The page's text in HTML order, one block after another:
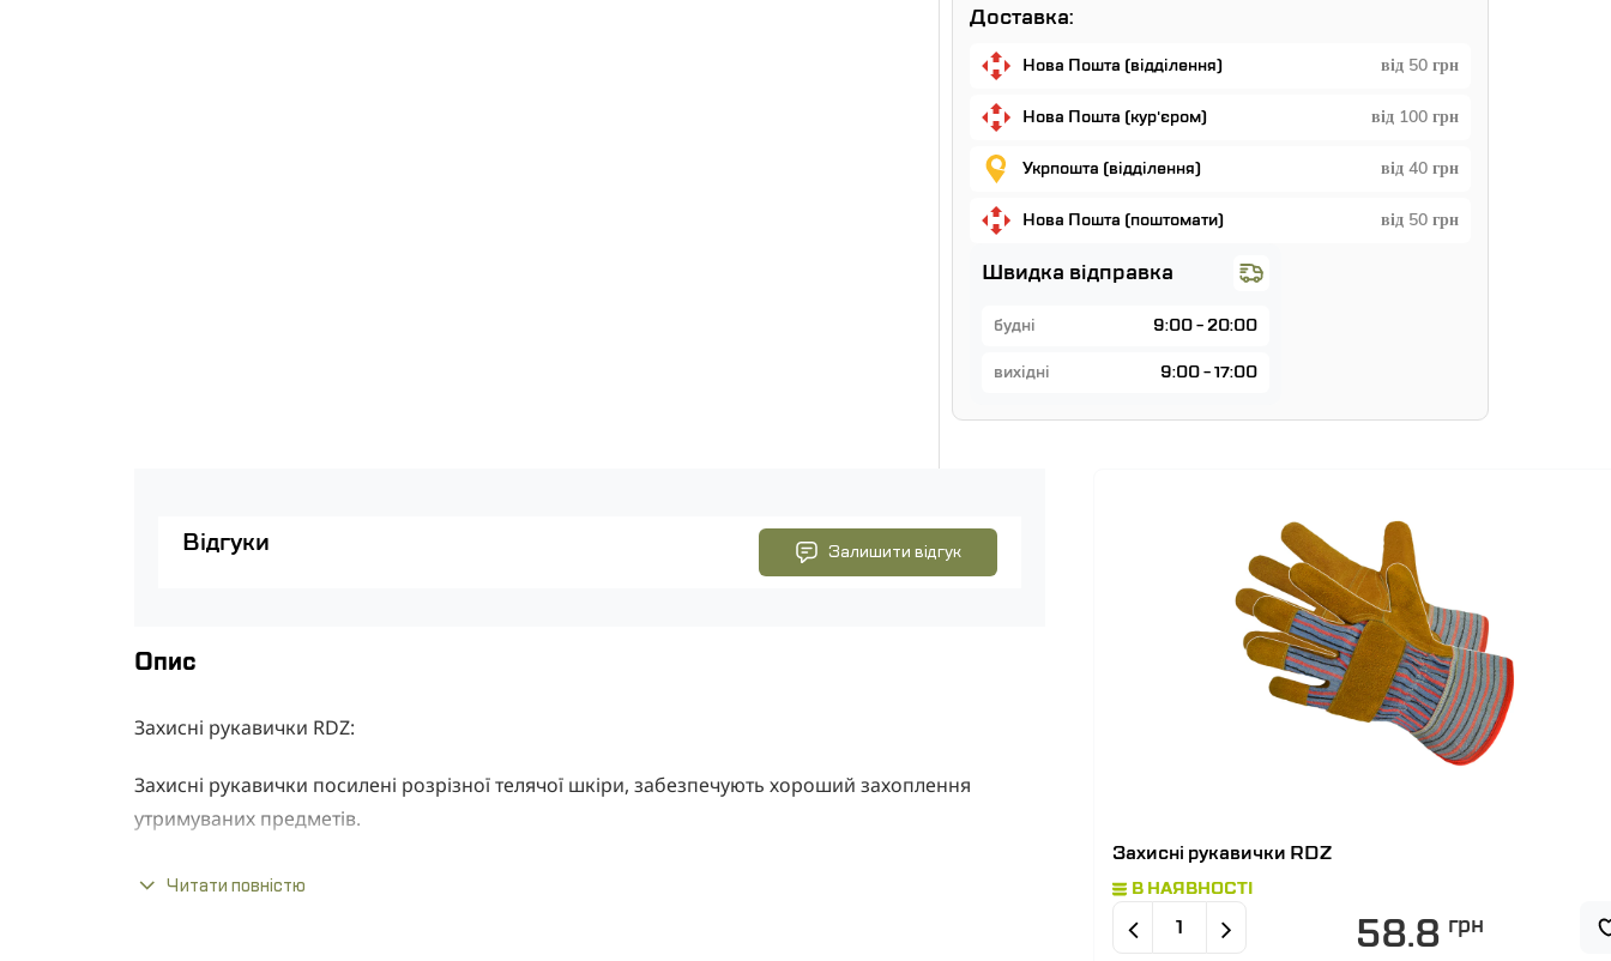
Доставка:
Нова Пошта (відділення) від 50 грн
Нова Пошта (кур'єром) від 100 грн
Укрпошта (відділення) від 40 грн
Нова Пошта (поштомати) від 50 грн
Швидка відправка
будні 9:00 - 20:00
вихідні 9:00 - 17:00
Відгуки Залишити відгук
Опис
Захисні рукавички RDZ:
Захисні рукавички посилені розрізної телячої шкіри, забезпечують хороший захоплення
утримуваних предметів.
Читати повністю
Захисні рукавички RDZ
В НАЯВНОСТІ
58.8 грн